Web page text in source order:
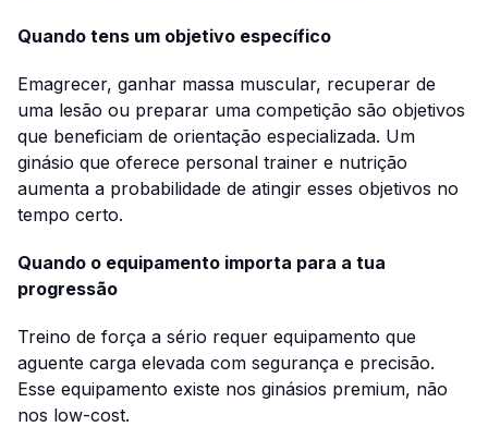
Quando tens um objetivo específico
Emagrecer, ganhar massa muscular, recuperar de
uma lesão ou preparar uma competição são objetivos
que beneficiam de orientação especializada. Um
ginásio que oferece personal trainer e nutrição
aumenta a probabilidade de atingir esses objetivos no
tempo certo.
Quando o equipamento importa para a tua
progressão
Treino de força a sério requer equipamento que
aguente carga elevada com segurança e precisão.
Esse equipamento existe nos ginásios premium, não
nos low-cost.